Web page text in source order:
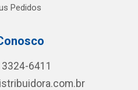
Pedidos
6411